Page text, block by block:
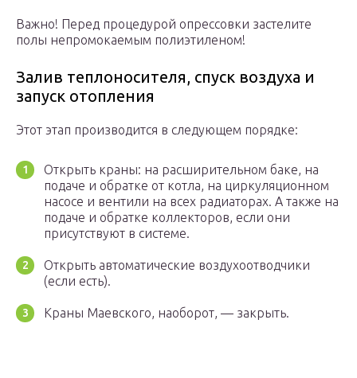
Важно! Перед процедурой опрессовки застелите
полы непромокаемым полиэтиленом!
Залив теплоносителя, спуск воздуха и
запуск отопления
Этот этап производится в следующем порядке:
Открыть краны: на расширительном баке, на
подаче и обратке от котла, на циркуляционном
насосе и вентили на всех радиаторах. А также на
подаче и обратке коллекторов, если они
присутствуют в системе.
Открыть автоматические воздухоотводчики
(если есть).
Краны Маевского, наоборот, — закрыть.